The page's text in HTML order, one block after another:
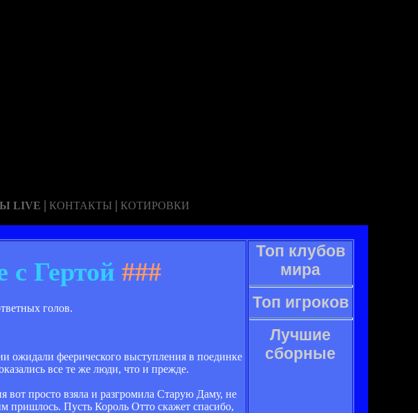
LIVE | КОНТАКТЫ | КОТИРОВКИ
с Гертой ###
голов.
ожидали феерического выступления в поединке
все те же люди, что и прежде.
вот просто взяла и разгромила Старую Даму, не
пришлось. Пусть Король Отто скажет спасибо,
Топ клубов
мира
Топ игроков
Лучшие
сборные